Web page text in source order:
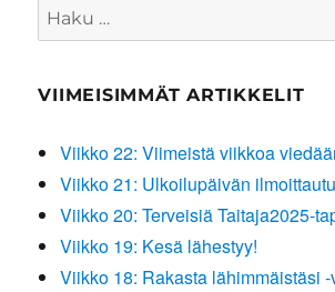
Etsi:
VIIMEISIMMÄT ARTIKKELIT
Viikko 22: Viimeistä viikkoa
Viikko 21: Ulkoilupäivän
Viikko 20: Terveisiä Taitaja2025-
Viikko 19: Kesä lähestyy!
Viikko 18: Rakasta lähimmäistäsi